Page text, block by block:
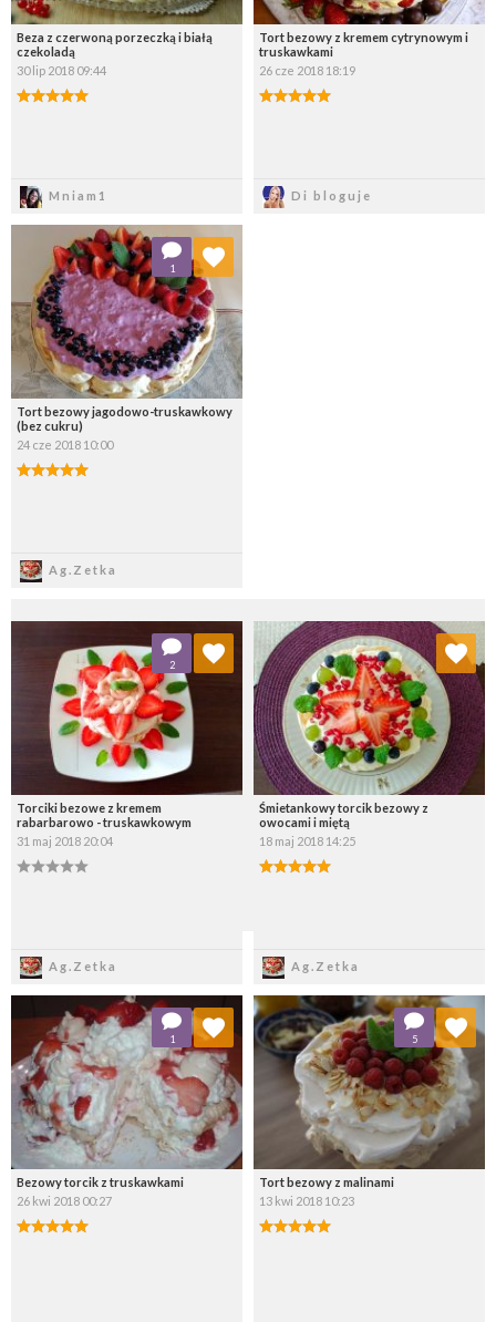
Beza z czerwoną porzeczką i białą
czekoladą
30 lip 2018 09:44
Mniam1
Tort bezowy z kremem cytrynowym i
truskawkami
26 cze 2018 18:19
Di bloguje
Tort bezowy jagodowo-truskawkowy
(bez cukru)
24 cze 2018 10:00
Ag.Zetka
1
Dodaj do ulubionych
Wybierz listę:
Torciki bezowe z kremem
rabarbarowo - truskawkowym
31 maj 2018 20:04
Ag.Zetka
2
Dodaj do ulubionych
Wybierz listę:
Śmietankowy torcik bezowy z
owocami i miętą
18 maj 2018 14:25
Ag.Zetka
Dodaj do ulubionych
Wybierz listę:
Bezowy torcik z truskawkami
26 kwi 2018 00:27
1
Dodaj do ulubionych
Wybierz listę:
Tort bezowy z malinami
13 kwi 2018 10:23
5
Dodaj do ulubionych
Wybierz listę: